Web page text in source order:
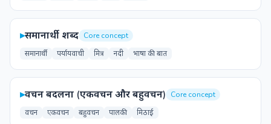
▸समानार्थी शब्द Core concept
समानार्थी
पर्यायवाची मित्र नदी भाषा की बात
▸वचन बदलना (एकवचन और बहुवचन)
Core concept
वचन
एकवचन बहुवचन पालकी मिठाई